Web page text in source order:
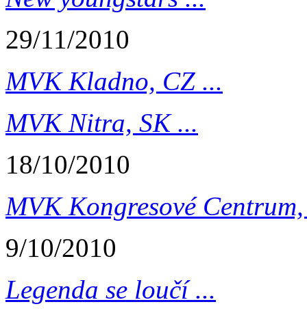
29/11/2010
MVK Kladno, CZ ...
MVK Nitra, SK ...
18/10/2010
MVK Kongresové
9/10/2010
Legenda se loučí ...